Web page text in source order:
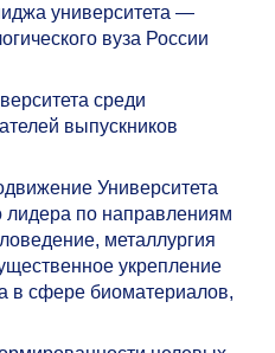
университета —
вуза России
среди
выпускников
Университета
по направлениям
металлургия
укрепление
в сфере биоматериалов,